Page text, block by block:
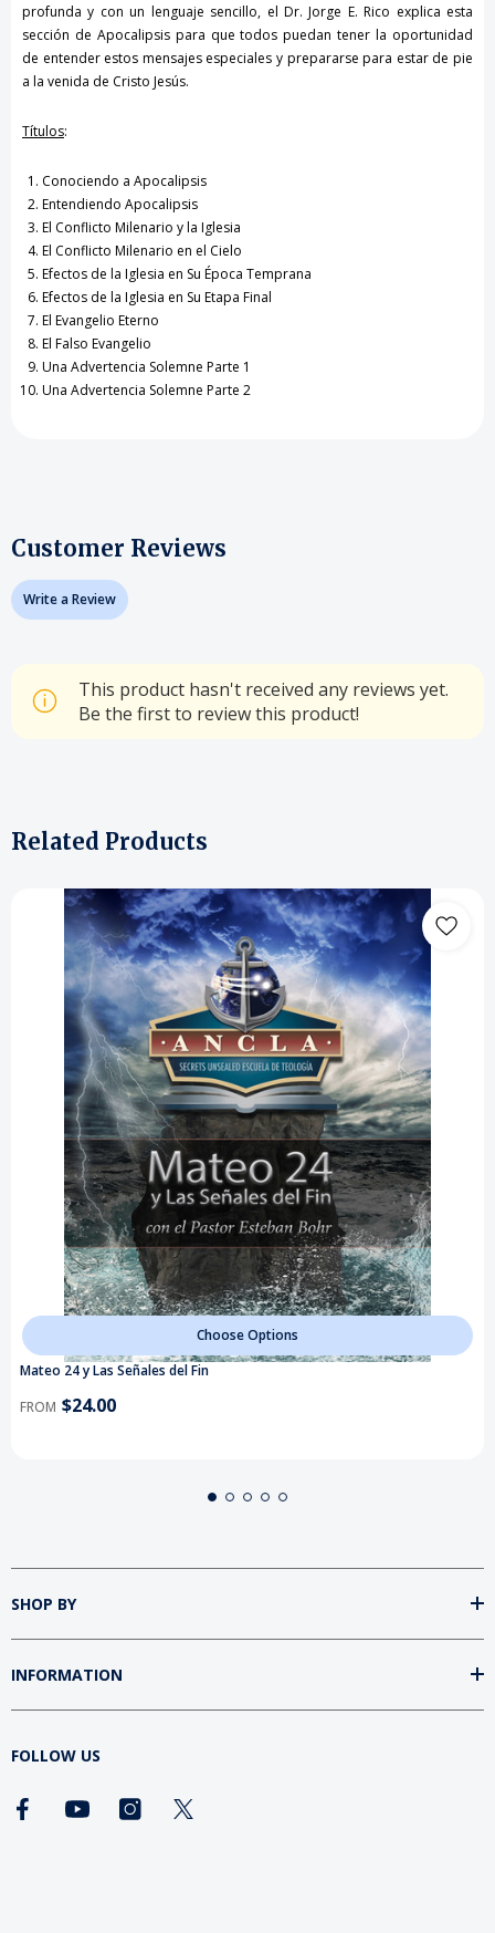
profunda y con un lenguaje sencillo, el Dr. Jorge E. Rico explica esta
sección de Apocalipsis para que todos puedan tener la oportunidad
de entender estos mensajes especiales y prepararse para estar de pie
a la venida de Cristo Jesús.
Títulos:
Conociendo a Apocalipsis
Entendiendo Apocalipsis
El Conflicto Milenario y la Iglesia
El Conflicto Milenario en el Cielo
Efectos de la Iglesia en Su Época Temprana
Efectos de la Iglesia en Su Etapa Final
El Evangelio Eterno
El Falso Evangelio
Una Advertencia Solemne Parte 1
Una Advertencia Solemne Parte 2
Customer Reviews
Write a Review
This product hasn't received any reviews yet.
Be the first to review this product!
Related Products
Choose Options
Mateo 24 y Las Señales del Fin
FROM $24.00
SHOP BY
INFORMATION
FOLLOW US